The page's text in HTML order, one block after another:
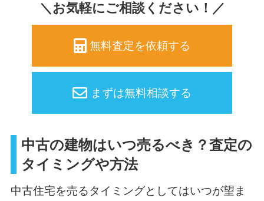
＼お気軽にご相談ください！／
無料査定を依頼する
まずは無料相談する
中古の建物はいつ売るべき？査定の
タイミングや方法
中古住宅を売るタイミングとしてはいつが望ま